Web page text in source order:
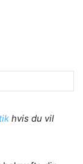
hvis du vil